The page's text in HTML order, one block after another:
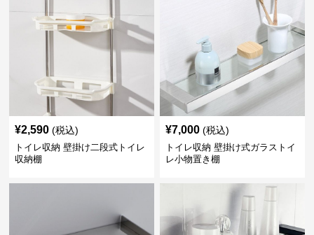
¥2,590 (税込)
トイレ収納 壁掛け二段式トイレ
収納棚
¥7,000 (税込)
トイレ収納 壁掛け式ガラストイ
レ小物置き棚